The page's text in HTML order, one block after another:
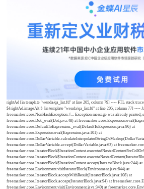
rightAd [in template "wenda/qa_list.ftl" at line 205, column 79] ---- FTL stack
${rightAd.imageAlt!} [in template "wenda/qa_list.ftl" at line 205, column 77] ----
freemarker.core.NonHashException: [... Exception message was already printed;
freemarker.core.Dot._eval(Dot.java:48) at
freemarker.core.DefaultToExpression._eval(DefaultToExpression.java:96) at
freemarker.core.Expression.eval(Expression.java:101) at
freemarker.core.DollarVariable.accept(DollarVariable.java:63) at
freemarker.core.IteratorBlock$IterationContext.accept(IteratorBlock.java:244) at
freemarker.core.Environment.visitIteratorBlock(Environment.java:644) at
freemarker.core.IteratorBlock.acceptWithResult(IteratorBlock.java:108) at
freemarker.core.IteratorBlock.accept(IteratorBlock.java:94) at
freemarker.core.Environment.visit(Environment.java:340) at